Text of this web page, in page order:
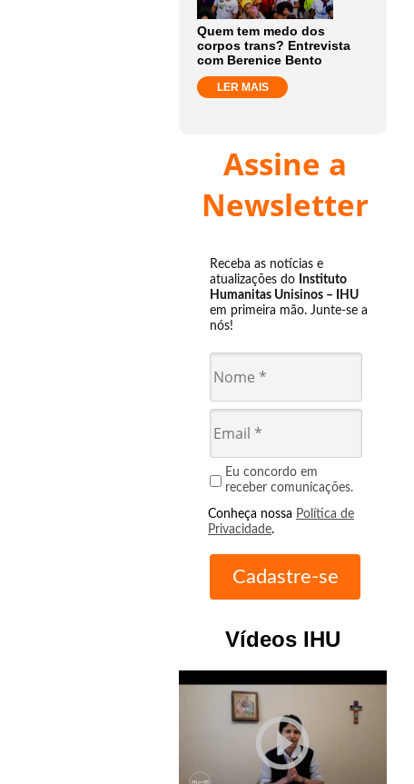
Quem tem medo dos
corpos trans? Entrevista
com Berenice Bento
LER MAIS
Assine a
Newsletter
Receba as notícias e
atualizações do Instituto
Humanitas Unisinos – IHU
em primeira mão. Junte-se a
nós!
Eu concordo em
receber comunicações.
Conheça nossa Política de
Privacidade.
Vídeos IHU
play_circle_outline